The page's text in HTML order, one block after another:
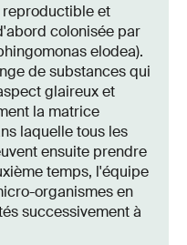
et
colonisée par
elodea).
de substances qui
glaireux et
la matrice
laquelle tous les
ensuite prendre
temps, l'équipe
organismes en
successivement à